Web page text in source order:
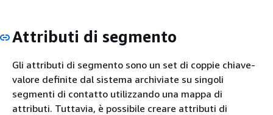
Attributi di segmento
Gli attributi di segmento sono un set di coppie chiave-
valore definite dal sistema archiviate su singoli
segmenti di contatto utilizzando una mappa di
attributi. Tuttavia, è possibile creare attributi di